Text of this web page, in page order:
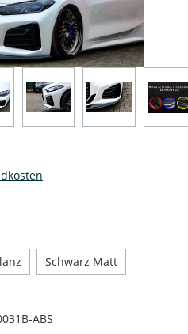
verfügbar.)Schwarz Matt
ABS